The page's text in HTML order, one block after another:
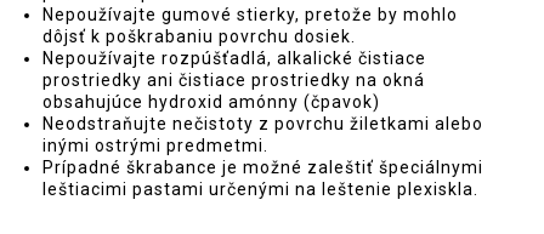
Nepoužívajte gumové stierky, pretože by mohlo
dôjsť k poškrabaniu povrchu dosiek.
Nepoužívajte rozpúšťadlá, alkalické čistiace
prostriedky ani čistiace prostriedky na okná
obsahujúce hydroxid amónny (čpavok)
Neodstraňujte nečistoty z povrchu žiletkami alebo
inými ostrými predmetmi.
Prípadné škrabance je možné zaleštiť špeciálnymi
leštiacimi pastami určenými na leštenie plexiskla.